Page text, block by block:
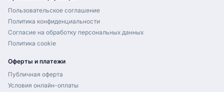
Пользовательское соглашение
Политика конфиденциальности
Согласие на обработку персональных данных
Политика cookie
Оферты и платежи
Публичная оферта
Условия онлайн-оплаты